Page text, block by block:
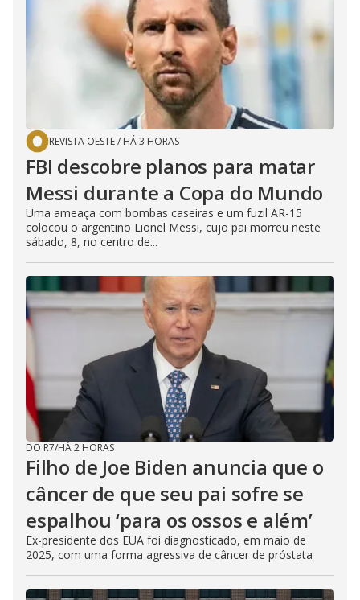
REVISTA OESTE/ HÁ 3 HORAS
FBI descobre planos para matar
Messi durante a Copa do Mundo
Uma ameaça com bombas caseiras e um fuzil AR-15
colocou o argentino Lionel Messi, cujo pai morreu neste
sábado, 8, no centro de...
DO R7/HÁ 2 HORAS
Filho de Joe Biden anuncia que o
câncer de que seu pai sofre se
espalhou ‘para os ossos e além’
Ex-presidente dos EUA foi diagnosticado, em maio de
2025, com uma forma agressiva de câncer de próstata